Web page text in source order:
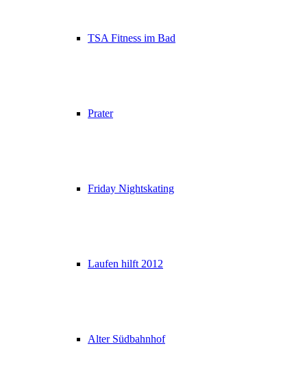
TSA Fitness im Bad
Prater
Friday Nightskating
Laufen hilft 2012
Alter Südbahnhof